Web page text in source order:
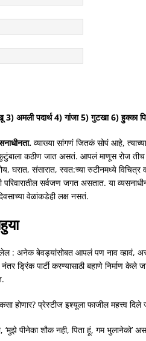
3) अमली पदार्थ 4) गांजा 5) गुटखा 6) हुक्का
व्याख्या सांगणं जितकं सोपं आहे,
कुटुंबाला कठीण जात असतं. आपलं माणूस रोज
घरात, संसारात, स्वत:च्या रुटीनमध्ये विचित्र
सर्वजण जगत असतात. या
वेळांकडेही लक्ष नसतं.
: अनेक बेवड्यांसोबत आपलं पण नाव व्हावं, असं
पार्टी करण्यासाठी बहाणे निर्माण केले
होणार? प्रेस्टीज इश्यूला फाजील महत्त्व दिले
पीनेका शौक नही, पिता हूं, गम भुलानेको’